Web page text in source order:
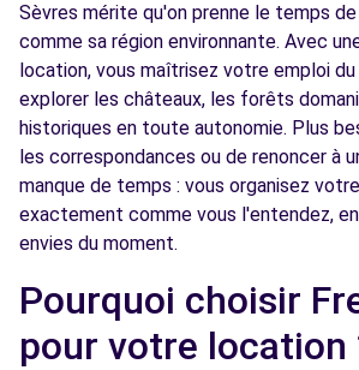
VERSAILLES (C)
75 BOULEVARD LEFEBVRE
PARIS, FR-75, 75015
Voir l'agence
Free2move Rent - S&You - PARIS
VERSAILLES (O)
PARIS, 75015
Voir l'agence
Sèvres mérite qu'on prenne le temps
comme sa région environnante. Avec
location, vous maîtrisez votre emploi
explorer les châteaux, les forêts
historiques en toute autonomie. Plus
les correspondances ou de renoncer à
manque de temps : vous organisez
exactement comme vous l'entendez,
envies du moment.
Pourquoi choisir
pour votre location